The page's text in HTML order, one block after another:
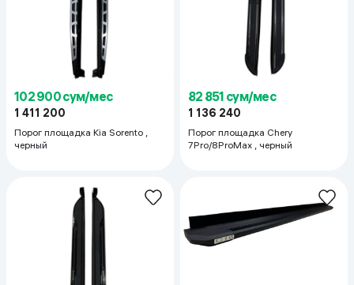
102 900 сум/мес
1 411 200
Порог площадка Kia Sorento ,
черный
82 851 сум/мес
1 136 240
Порог площадка Chery
7Pro/8ProMax , черный